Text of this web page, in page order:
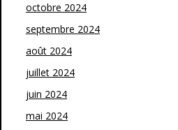
octobre 2024
septembre 2024
août 2024
juillet 2024
juin 2024
mai 2024